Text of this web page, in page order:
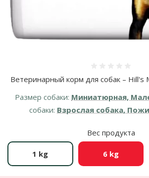
Ветеринарный корм для собак – Hill's
Размер собаки: Миниатюрная,
собаки: Взрослая собака,
Вес продукта
1 kg 6 kg